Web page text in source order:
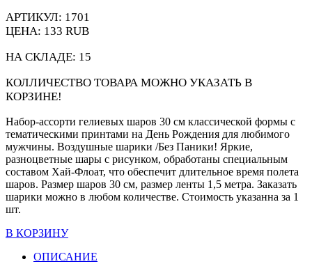
АРТИКУЛ: 1701
ЦЕНА: 133 RUB
НА СКЛАДЕ: 15
КОЛЛИЧЕСТВО ТОВАРА МОЖНО УКАЗАТЬ В
КОРЗИНЕ!
Набор-ассорти гелиевых шаров 30 см классической формы с
тематическими принтами на День Рождения для любимого
мужчины. Воздушные шарики /Без Паники! Яркие,
разноцветные шары с рисунком, обработаны специальным
составом Хай-Флоат, что обеспечит длительное время полета
шаров. Размер шаров 30 см, размер ленты 1,5 метра. Заказать
шарики можно в любом количестве. Стоимость указанна за 1
шт.
В КОРЗИНУ
ОПИСАНИЕ